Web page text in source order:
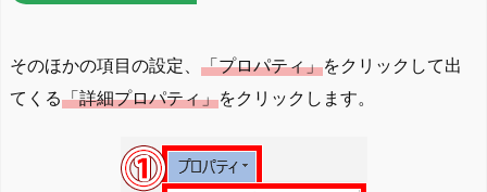
そのほかの項目の設定、 「プロパティ」をクリックして出
てくる「詳細プロパティ」をクリックします。